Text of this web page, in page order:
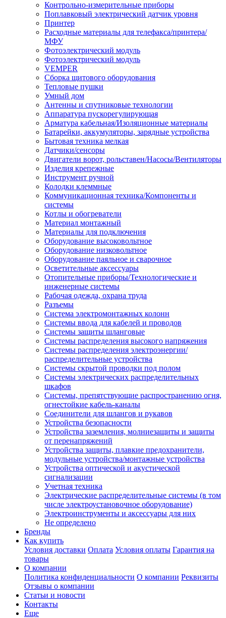
Контрольно-измерительные приборы
Поплавковый электрический датчик уровня
Принтер
Расходные материалы для телефакса/принтера/
МФУ
Фотоэлектрический модуль
Фотоэлектрический модуль
VEMPER
Сборка щитового оборудования
Тепловые пушки
Умный дом
Антенны и спутниковые технологии
Аппаратура пускорегулирующая
Арматура кабельная/Изоляционные материалы
Батарейки, аккумуляторы, зарядные устройства
Бытовая техника мелкая
Датчики/сенсоры
Двигатели ворот, рольставен/Насосы/Вентиляторы
Изделия крепежные
Инструмент ручной
Колодки клеммные
Коммуникационная техника/Компоненты и
системы
Котлы и обогреватели
Материал монтажный
Материалы для подключения
Оборудование высоковольтное
Оборудование низковольтное
Оборудование паяльное и сварочное
Осветительные аксессуары
Отопительные приборы/Технологические и
инженерные системы
Рабочая одежда, охрана труда
Разъемы
Система электромонтажных колонн
Системы ввода для кабелей и проводов
Системы защиты шланговые
Системы распределения высокого напряжения
Системы распределения электроэнергии/
распределительные устройства
Системы скрытой проводки под полом
Системы электрических распределительных
шкафов
Системы, препятствующие распространению огня,
огнестойкие кабель-каналы
Соединители для шлангов и рукавов
Устройства безопасности
Устройства заземления, молниезащиты и защиты
от перенапряжений
Устройства защиты, плавкие предохранители,
модульные устройства/монтажные устройства
Устройства оптической и акустической
сигнализации
Учетная техника
Электрические распределительные системы (в том
числе электроустановочное оборудование)
Электроинструменты и аксессуары для них
Не определено
Бренды
Как купить
Условия доставки Оплата Условия оплаты Гарантия на
товары
О компании
Политика конфиденциальности О компании Реквизиты
Отзывы о компании
Статьи и новости
Контакты
Еще